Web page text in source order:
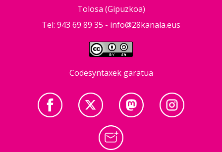
Tolosa (Gipuzkoa)
Tel: 943 69 89 35 - info@28kanala.eus
Codesyntaxek garatua